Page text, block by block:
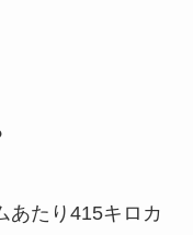
あたり415キロカ